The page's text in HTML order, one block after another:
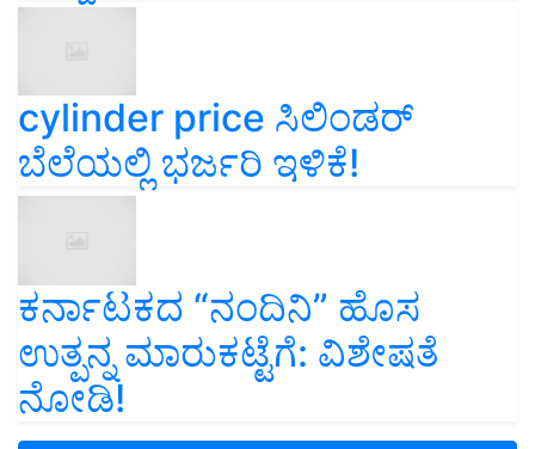
cylinder price ಸಿಲಿಂಡರ್‌
ಬೆಲೆಯಲ್ಲಿ ಭರ್ಜರಿ ಇಳಿಕೆ!
ಕರ್ನಾಟಕದ “ನಂದಿನಿ” ಹೊಸ
ಉತ್ಪನ್ನ ಮಾರುಕಟ್ಟೆಗೆ: ವಿಶೇಷತೆ
ನೋಡಿ!